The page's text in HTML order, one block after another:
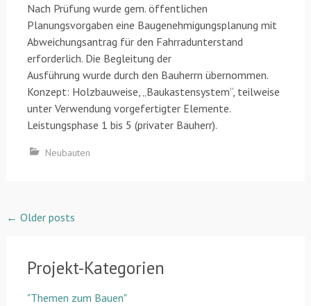
Nach Prüfung wurde gem. öffentlichen
Planungsvorgaben eine Baugenehmigungsplanung mit
Abweichungsantrag für den Fahrradunterstand
erforderlich. Die Begleitung der
Ausführung wurde durch den Bauherrn übernommen.
Konzept: Holzbauweise, „Baukastensystem“, teilweise
unter Verwendung vorgefertigter Elemente.
Leistungsphase 1 bis 5 (privater Bauherr).
Neubauten
Posts
← Older posts
Projekt-Kategorien
"Themen zum Bauen"